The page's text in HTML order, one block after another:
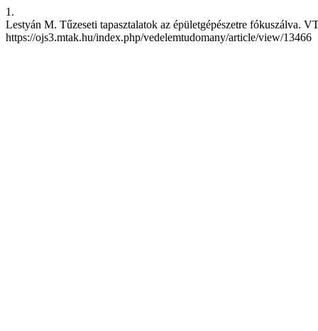
1.
Lestyán M. Tűzeseti tapasztalatok az épületgépészetre fókuszálva.
https://ojs3.mtak.hu/index.php/vedelemtudomany/article/view/13466